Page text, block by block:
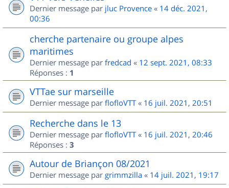
Dernier message par jluc Provence « 14 déc. 2021,
00:36
cherche partenaire ou groupe alpes
maritimes
Dernier message par fredcad « 12 sept. 2021, 08:33
Réponses : 1
VTTae sur marseille
Dernier message par flofloVTT« 16 juil. 2021, 20:51
Recherche dans le 13
Dernier message par flofloVTT« 16 juil. 2021, 20:46
Réponses : 3
Autour de Briançon 08/2021
Dernier message par grimmzilla « 14 juil. 2021, 19:17